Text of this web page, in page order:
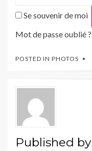
Se souvenir de moi
Mot de passe oublié ?
POSTED IN PHOTOS
Published by